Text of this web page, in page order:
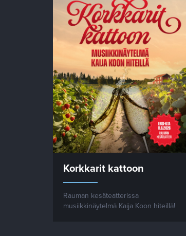
Korkkarit kattoon
Rauman kesäteatterissa
musiikkinäytelmä Kaija Koon hiteillä!